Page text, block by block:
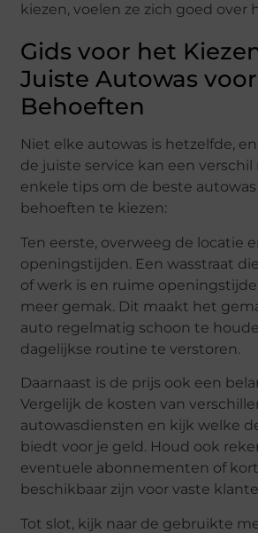
kiezen, voelen ze zich goed over
Gids voor het
Juiste Autowas
Behoeften
Niet elke autowas is hetzelfde,
de juiste service kan een verschil
enkele tips om de beste
behoeften te kiezen:
Ten eerste, overweeg de locatie
openingstijden. Een wasstraat
of werk is en ruime
meer gemak. Dit maakt het
auto regelmatig schoon te
dagelijkse routine te verstoren.
Daarnaast is de prijs ook een
Vergelijk de kosten van
autowasdiensten en kijk welke
biedt voor je geld. Houd ook
eventuele abonnementen of
beschikbaar zijn voor vaste
Tot slot, kijk naar de gebruikte